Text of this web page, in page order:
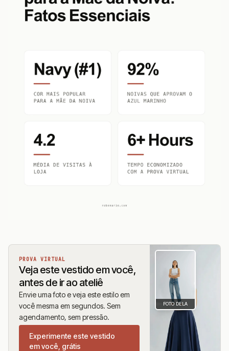
PROVA VIRTUAL
Veja este vestido em você,
antes de ir ao ateliê
Envie uma foto e veja este estilo em
você mesma em segundos. Sem
agendamento, sem pressão.
Experimente este vestido
em você, grátis
FOTO DELA